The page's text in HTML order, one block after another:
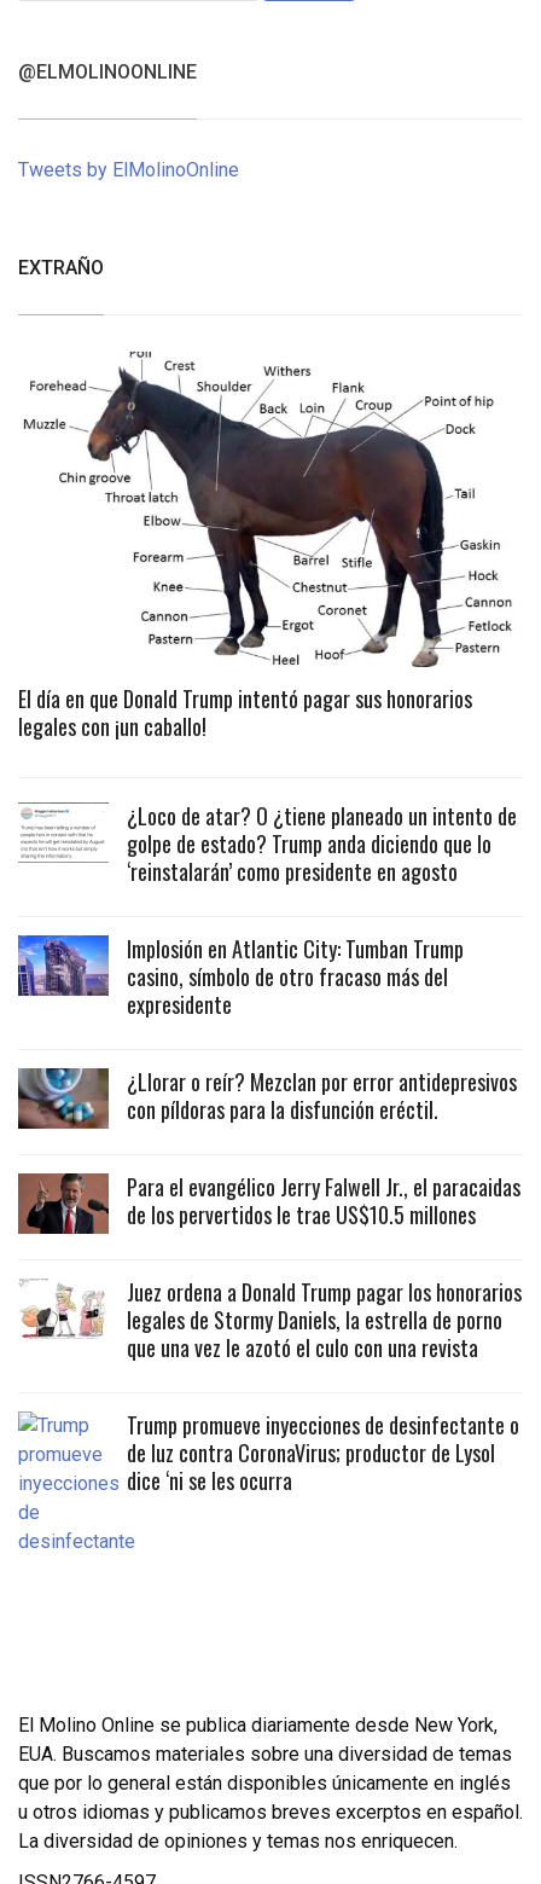
@ELMOLINOONLINE
Tweets by ElMolinoOnline
EXTRAÑO
El día en que Donald Trump intentó pagar sus honorarios
legales con ¡un caballo!
¿Loco de atar? O ¿tiene planeado un intento de
golpe de estado? Trump anda diciendo que lo
‘reinstalarán’ como presidente en agosto
Implosión en Atlantic City: Tumban Trump
casino, símbolo de otro fracaso más del
expresidente
¿Llorar o reír? Mezclan por error antidepresivos
con píldoras para la disfunción eréctil.
Para el evangélico Jerry Falwell Jr., el paracaidas
de los pervertidos le trae US$10.5 millones
Juez ordena a Donald Trump pagar los honorarios
legales de Stormy Daniels, la estrella de porno
que una vez le azotó el culo con una revista
Trump promueve inyecciones de desinfectante o
de luz contra CoronaVirus; productor de Lysol
dice ‘ni se les ocurra
El Molino Online se publica diariamente desde New York,
EUA. Buscamos materiales sobre una diversidad de temas
que por lo general están disponibles únicamente en inglés
u otros idiomas y publicamos breves excerptos en español.
La diversidad de opiniones y temas nos enriquecen.